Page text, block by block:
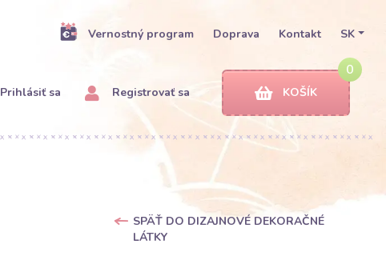
Vernostný program Doprava Kontakt SK
Prihlásiť sa Registrovať sa
0
KOŠÍK
SPÄŤ DO DIZAJNOVÉ DEKORAČNÉ
LÁTKY